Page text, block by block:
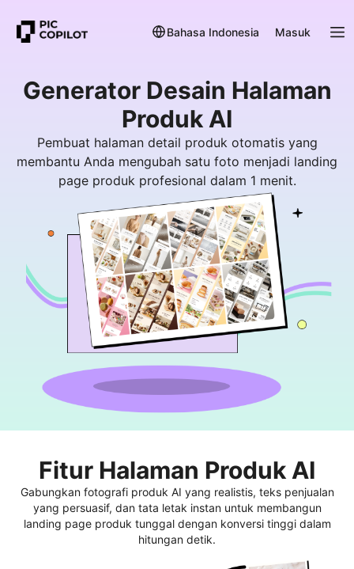
Bahasa Indonesia Masuk
Generator Desain Halaman
Pembuat halaman detail produk otomatis yang
membantu Anda mengubah satu foto menjadi landing
Fitur Halaman Produk AI
Gabungkan fotografi produk AI yang realistis, teks penjualan
yang persuasif, dan tata letak instan untuk membangun
landing page produk tunggal dengan konversi tinggi dalam
hitungan detik.